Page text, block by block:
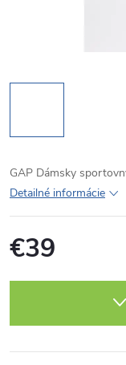
GAP Dámsky
Detailné informácie
€39